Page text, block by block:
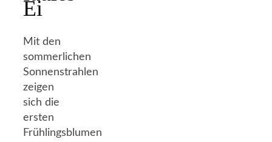
Ei
Mit den
sommerlichen
Sonnenstrahlen
zeigen
sich die
ersten
Frühlingsblumen